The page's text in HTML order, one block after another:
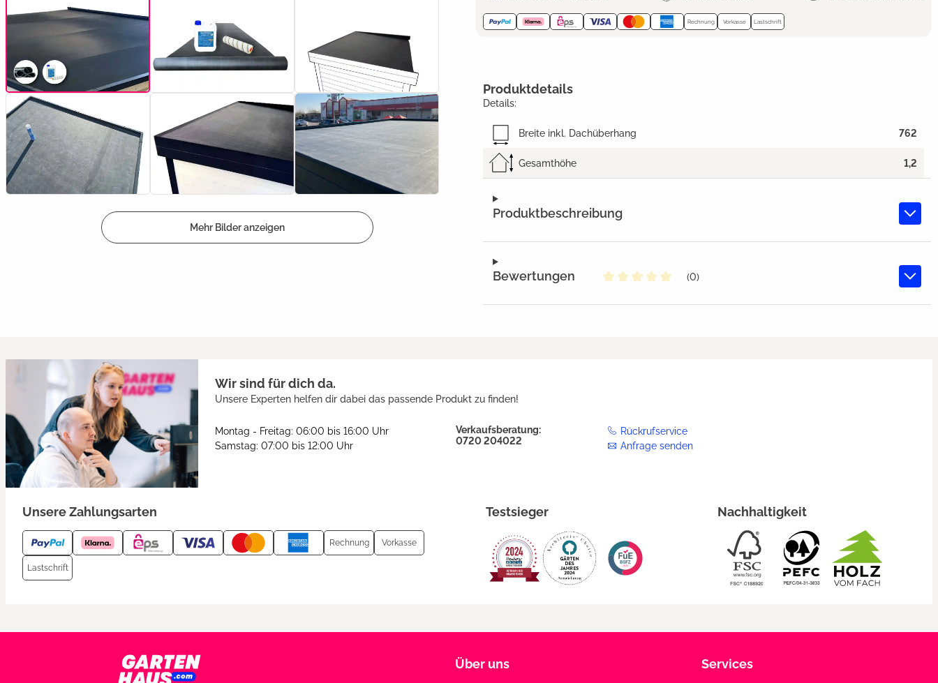
Mehr Bilder anzeigen
Rechnung Vorkasse Lastschrift
Produktbeschreibung
Bewertungen
(0)
Produktdetails
Details:
Breite inkl. Dachüberhang 762
Gesamthöhe 1,2
Wir sind für dich da.
Unsere Experten helfen dir dabei das passende Produkt zu finden!
Montag - Freitag: 06:00 bis 16:00 Uhr
Samstag: 07:00 bis 12:00 Uhr
Verkaufsberatung:
0720 204022
Rückrufservice
Anfrage senden
Unsere Zahlungsarten
Rechnung Vorkasse
Lastschrift
Testsieger Nachhaltigkeit
Über uns Services